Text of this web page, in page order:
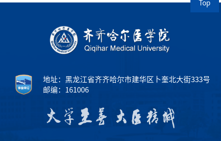
Top
地址：黑龙江省齐齐哈尔市建华区卜奎北大街333号
邮编：161006